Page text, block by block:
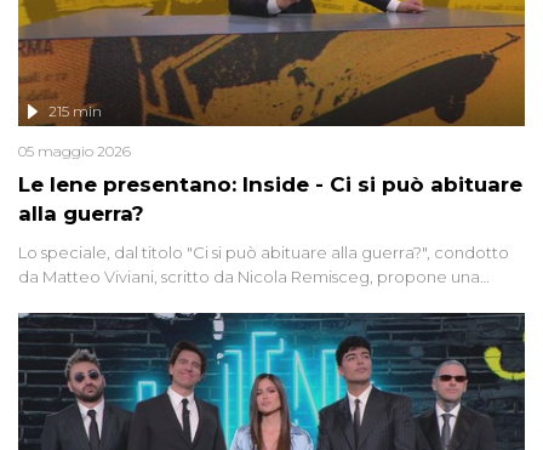
Le Iene presentano: Inside - Ci si può abituare
alla guerra?
215 min
05 maggio 2026
Lo speciale, dal titolo "Ci si può abituare alla guerra?", condotto
da Matteo Viviani, scritto da Nicola Remisceg, propone una
di settore - su quanto la guerra sia diventata una realtà pervasiva.
Anche se l'Italia non è direttamente coinvolta in conflitti armati, il
contesto globale rende impossibile considerarla un fenomeno
lontano.